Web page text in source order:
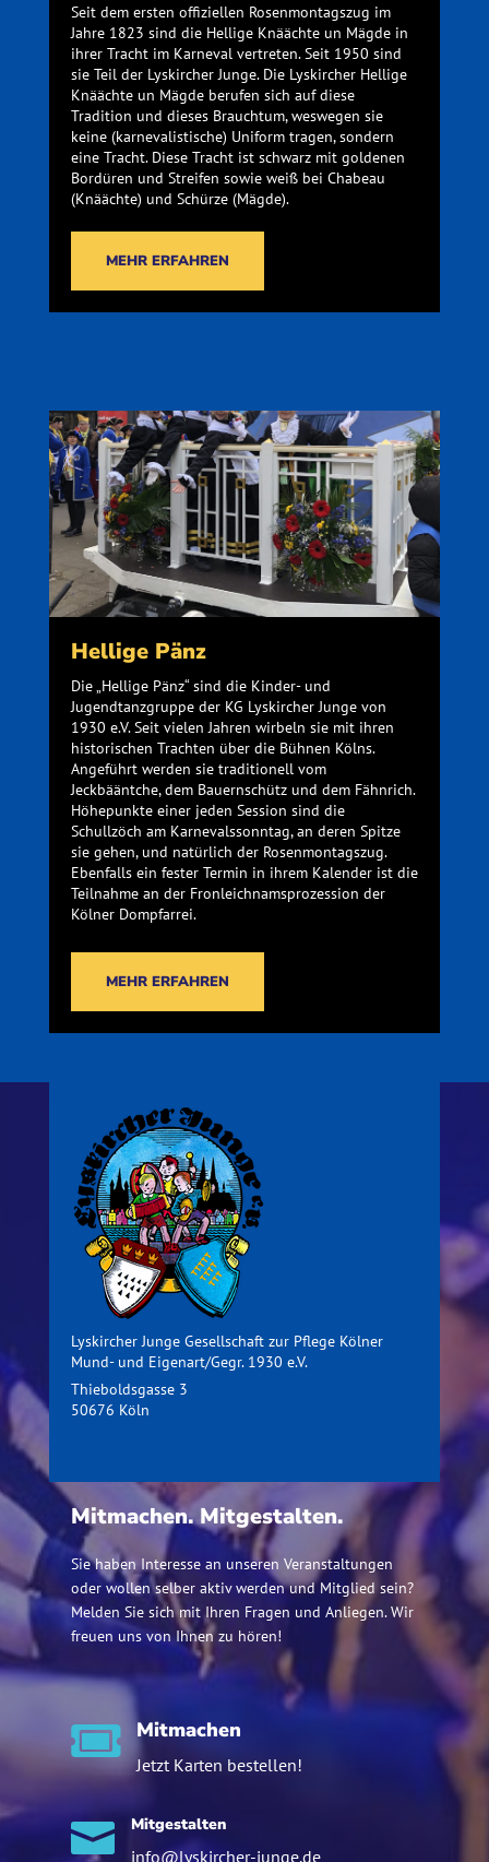
Seit dem ersten offiziellen Rosenmontagszug im
Jahre 1823 sind die Hellige Knäächte un Mägde in
ihrer Tracht im Karneval vertreten. Seit 1950 sind
sie Teil der Lyskircher Junge. Die Lyskircher Hellige
Knäächte un Mägde berufen sich auf diese
Tradition und dieses Brauchtum, weswegen sie
keine (karnevalistische) Uniform tragen, sondern
eine Tracht. Diese Tracht ist schwarz mit goldenen
Bordüren und Streifen sowie weiß bei Chabeau
(Knäächte) und Schürze (Mägde).
MEHR ERFAHREN
Hellige Pänz
Die „Hellige Pänz“ sind die Kinder- und
Jugendtanzgruppe der KG Lyskircher Junge von
1930 e.V. Seit vielen Jahren wirbeln sie mit ihren
historischen Trachten über die Bühnen Kölns.
Angeführt werden sie traditionell vom
Jeckbääntche, dem Bauernschütz und dem Fähnrich.
Höhepunkte einer jeden Session sind die
Schullzöch am Karnevalssonntag, an deren Spitze
sie gehen, und natürlich der Rosenmontagszug.
Ebenfalls ein fester Termin in ihrem Kalender ist die
Teilnahme an der Fronleichnamsprozession der
Kölner Dompfarrei.
MEHR ERFAHREN
Lyskircher Junge Gesellschaft zur Pflege Kölner
Mund- und Eigenart/Gegr. 1930 e.V.
Thieboldsgasse 3
50676 Köln
Mitmachen. Mitgestalten.
Sie haben Interesse an unseren Veranstaltungen
oder wollen selber aktiv werden und Mitglied sein?
Melden Sie sich mit Ihren Fragen und Anliegen. Wir
freuen uns von Ihnen zu hören!
 Mitmachen
Jetzt Karten bestellen!
 Mitgestalten
info@lyskircher-junge.de